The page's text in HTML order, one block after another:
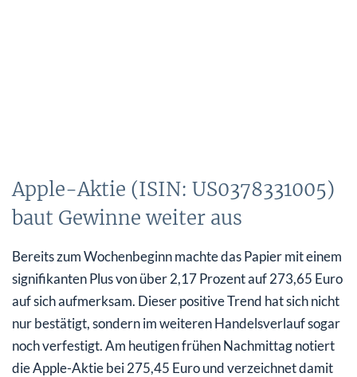
Apple-Aktie (ISIN: US0378331005)
baut Gewinne weiter aus
Bereits zum Wochenbeginn machte das Papier mit einem
signifikanten Plus von über 2,17 Prozent auf 273,65 Euro
auf sich aufmerksam. Dieser positive Trend hat sich nicht
nur bestätigt, sondern im weiteren Handelsverlauf sogar
noch verfestigt. Am heutigen frühen Nachmittag notiert
die Apple-Aktie bei 275,45 Euro und verzeichnet damit